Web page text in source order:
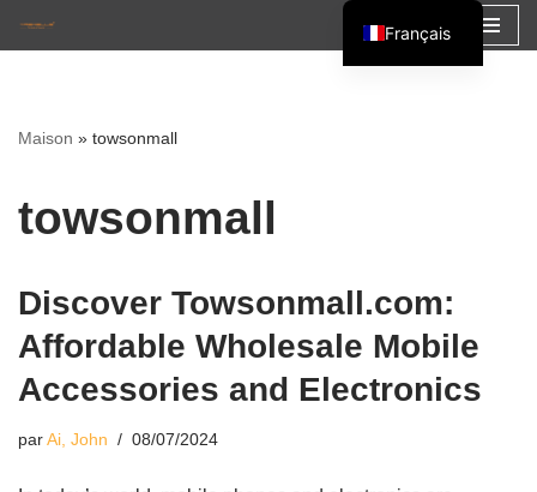
contenu
Maison » towsonmall
towsonmall
Discover Towsonmall.com:
Affordable Wholesale Mobile
Accessories and Electronics
parAi, John 08/07/2024
Français
English